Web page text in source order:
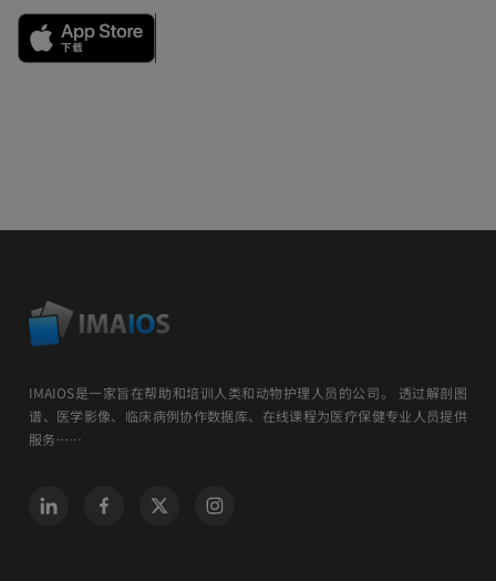
IMAIOS是一家旨在帮助和培训人类和动物护理人员的公司。 透过解剖图
谱、医学影像、临床病例协作数据库、在线课程为医疗保健专业人员提供
服务……